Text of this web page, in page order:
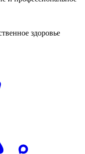
здоровье